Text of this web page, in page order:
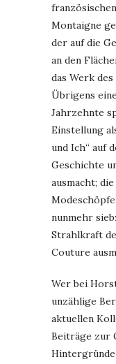
Montaigne
der auf die
an den
das Werk
Übrigens
Jahrzehnte
Einstellung
und Ich“ auf
Geschichte
ausmacht;
nunmehr
Strahlkraft
Couture
Wer bei
unzählige
aktuellen
Beiträge zur